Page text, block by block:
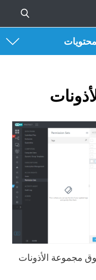
مجموعة الأذونات